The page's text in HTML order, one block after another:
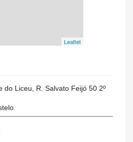
Leaflet
do Liceu, R. Salvato Feijó 50 2º